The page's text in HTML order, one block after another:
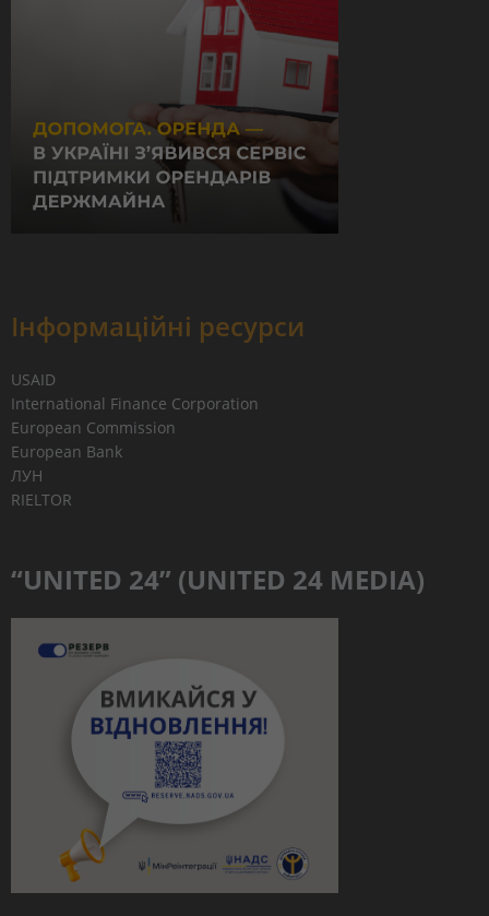
Інформаційні ресурси
USAID
International Finance Corporation
European Commission
European Bank
ЛУН
RIELTOR
“UNITED 24” (UNITED 24 MEDIA)